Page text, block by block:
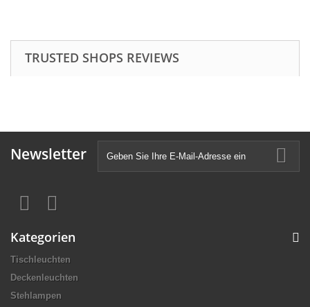
TRUSTED SHOPS REVIEWS
Newsletter
Kategorien
Tischleuchten
Deckenleuchten
Stehlampen